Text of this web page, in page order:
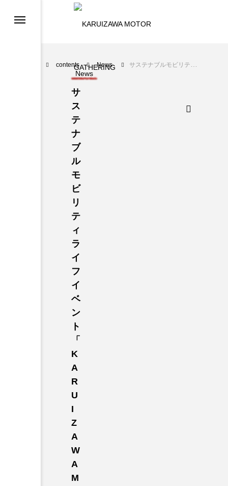
contents News サステナブルモビリティライフイベント「KARUIZAWA MOTOR GATHERING 2024 Autumn」10月19日～20日（土・日）に軽井沢・プリンスショッピングプラザで開催決定！
News
サ
ス
テ
ナ
ブ
ル
モ
ビ
リ
テ
ィ
ラ
イ
フ
イ
ベ
ン
ト
「
K
A
R
U
I
Z
A
W
A
M